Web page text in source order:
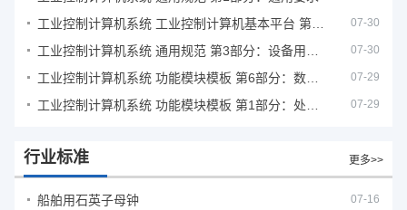
07-30
07-30
07-29
07-29
行业标准 更多>>
船舶用石英子母钟 07-16